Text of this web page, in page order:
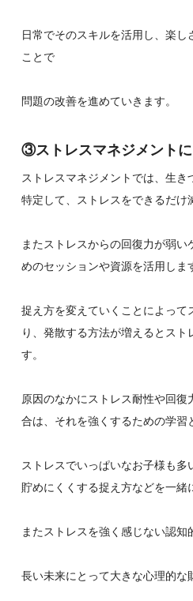
日常でそのスキルを活用し、楽し
ことで
問題の改善を進めていきます。
③ストレスマネジメント
ストレスマネジメントでは、生き
特定して、ストレスをできるだけ
またストレスからの回復力が弱
めのセッションや資源を活用しま
捉え方を変えていくことによって
り、発散する方法が増えるとスト
す。
原因のなかにストレス耐性や回
合は、それを強くするための学習
ストレスでいっぱいなお子様も多
貯めにくくする捉え方などを一緒
またストレスを強く感じない認知
長い未来にとって大きな心理的な